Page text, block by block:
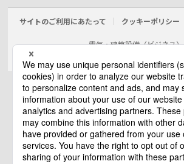
サイトのご利用にあたって クッキーポリシー
電気・建築設備（ビジネス）